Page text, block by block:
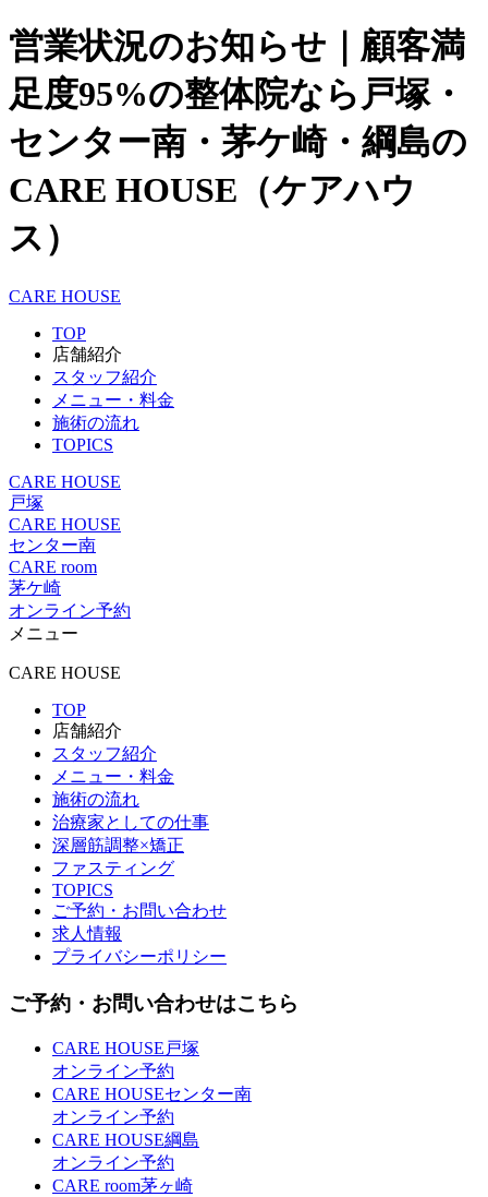
営業状況のお知らせ｜顧客満
足度95%の整体院なら戸塚・
センター南・茅ケ崎・綱島の
CARE HOUSE（ケアハウ
ス）
CARE HOUSE
TOP
店舗紹介
スタッフ紹介
メニュー・料金
施術の流れ
TOPICS
CARE HOUSE
戸塚
CARE HOUSE
センター南
CARE room
茅ケ崎
オンライン予約
メニュー
CARE HOUSE
TOP
店舗紹介
スタッフ紹介
メニュー・料金
施術の流れ
治療家としての仕事
深層筋調整×矯正
ファスティング
TOPICS
ご予約・お問い合わせ
求人情報
プライバシーポリシー
ご予約・お問い合わせはこちら
CARE HOUSE戸塚
オンライン予約
CARE HOUSEセンター南
オンライン予約
CARE HOUSE綱島
オンライン予約
CARE room茅ヶ崎